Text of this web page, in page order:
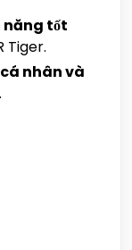
năng tốt
Tiger.
nhân và